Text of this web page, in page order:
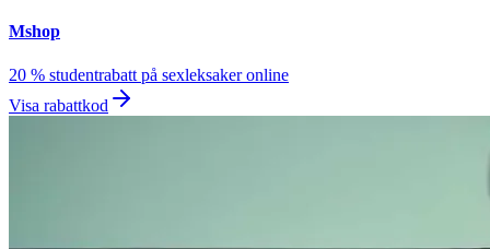
Mshop
20 % studentrabatt på sexleksaker online
Visa rabattkod